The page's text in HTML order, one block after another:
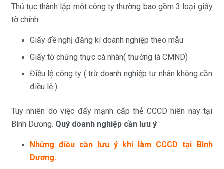
Thủ tục thành lập một công ty thường bao gồm 3 loại giấy
tờ chính:
Giấy đề nghị đăng kí doanh nghiệp theo mẫu
Giấy tờ chứng thực cá nhân( thường là CMND)
Điều lệ công ty ( trừ doanh nghiệp tư nhân không cần
điều lệ )
Tuy nhiên do việc đẩy mạnh cấp thẻ CCCD hiên nay tại
Bình Dương. Quý doanh nghiệp cần lưu ý
Những điều cần lưu ý khi làm CCCD tại Bình
Dương.